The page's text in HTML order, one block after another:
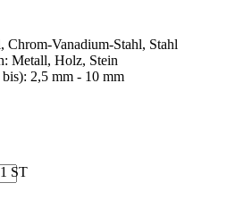
Chrom-Vanadium-Stahl, Stahl
: Metall, Holz, Stein
bis): 2,5 mm - 10 mm
1 ST